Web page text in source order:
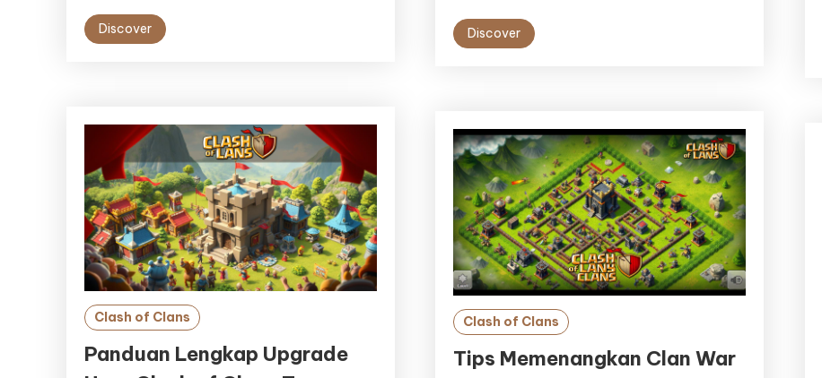
Discover Discover
Clash of Clans
Panduan Lengkap Upgrade
Clash of Clans
Tips Memenangkan Clan War